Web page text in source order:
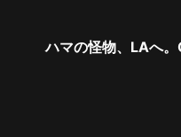
ハマの怪物、LAへ